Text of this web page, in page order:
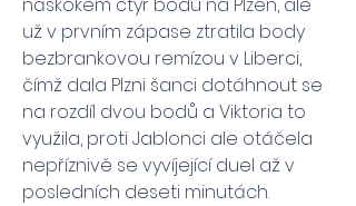
už v prvním zápase ztratila body
bezbrankovou remízou v Liberci,
čímž dala Plzni šanci dotáhnout se
na rozdíl dvou bodů a Viktoria to
využila, proti Jablonci ale otáčela
nepříznivě se vyvíjející duel až v
posledních deseti minutách.